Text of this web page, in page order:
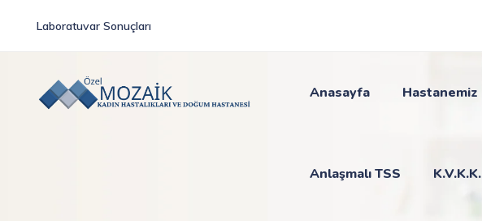
Laboratuvar Sonuçları
Anasayfa Hastanemiz
Anlaşmalı TSS K.V.K.K.